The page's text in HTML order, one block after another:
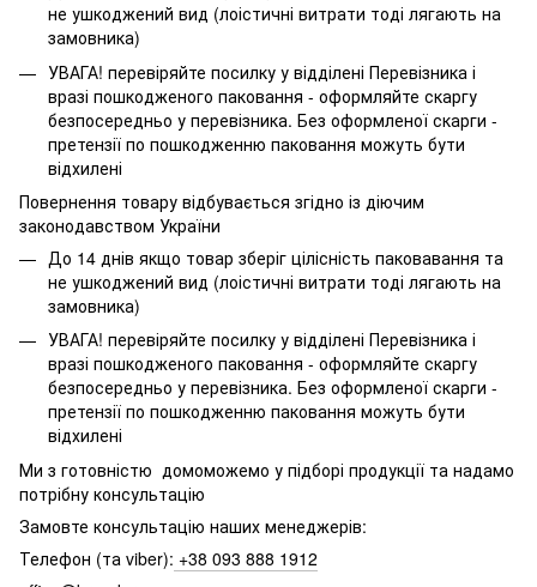
не ушкоджений вид (лоістичні витрати тоді лягають на
замовника)
УВАГА! перевіряйте посилку у відділені Перевізника і
вразі пошкодженого паковання - оформляйте скаргу
безпосередньо у перевізника. Без оформленої скарги -
претензії по пошкодженню паковання можуть бути
відхилені
Повернення товару відбувається згідно із діючим
законодавством України
До 14 днів якщо товар зберіг цілісність паковавання та
не ушкоджений вид (лоістичні витрати тоді лягають на
замовника)
УВАГА! перевіряйте посилку у відділені Перевізника і
вразі пошкодженого паковання - оформляйте скаргу
безпосередньо у перевізника. Без оформленої скарги -
претензії по пошкодженню паковання можуть бути
відхилені
Ми з готовністю домоможемо у підборі продукції та надамо
потрібну консультацію
Замовте консультацію наших менеджерів:
Телефон (та viber): +38 093 888 1912